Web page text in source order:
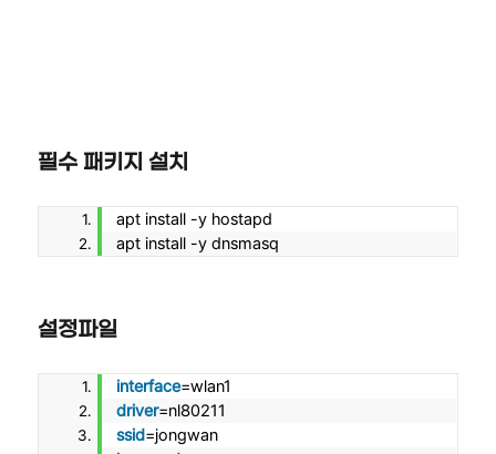
필수 패키지 설치
apt install -y hostapd
apt install -y dnsmasq
설정파일
interface=wlan1
driver=nl80211
ssid=jongwan